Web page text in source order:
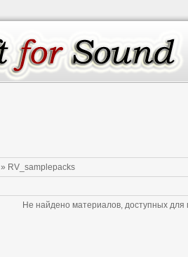
» RV_samplepacks
Не найдено материалов, доступных для